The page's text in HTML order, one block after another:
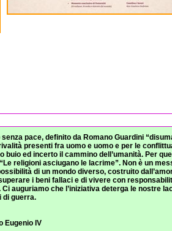
pace, definito da Romano Guardini
presenti fra uomo e uomo e per le
buio ed incerto il cammino dell’umanità. Per
religioni asciugano le lacrime”. Non è un
di un mondo diverso, costruito
i beni fallaci e di vivere con
auguriamo che l’iniziativa deterga le nostre
di guerra.
Eugenio IV